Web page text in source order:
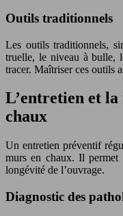
Outils traditionnels
Les outils traditionnels,
truelle, le niveau à bulle,
tracer. Maîtriser ces outils
L’entretien et
chaux
Un entretien préventif
murs en chaux. Il permet
longévité de l’ouvrage.
Diagnostic des